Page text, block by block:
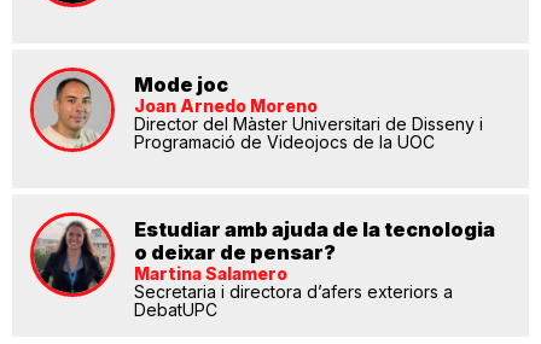
Mode joc
Joan Arnedo Moreno
Director del Màster Universitari de Disseny i
Programació de Videojocs de la UOC
Estudiar amb ajuda de la tecnologia
o deixar de pensar?
Martina Salamero
Secretaria i directora d’afers exteriors a
DebatUPC